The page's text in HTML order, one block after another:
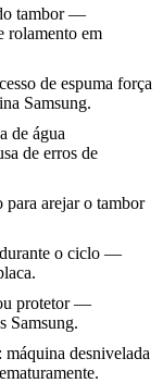
tambor —
rolamento em
de espuma força
Samsung.
de água
de erros de
para arejar o tambor
durante o ciclo —
protetor —
Samsung.
desnivelada